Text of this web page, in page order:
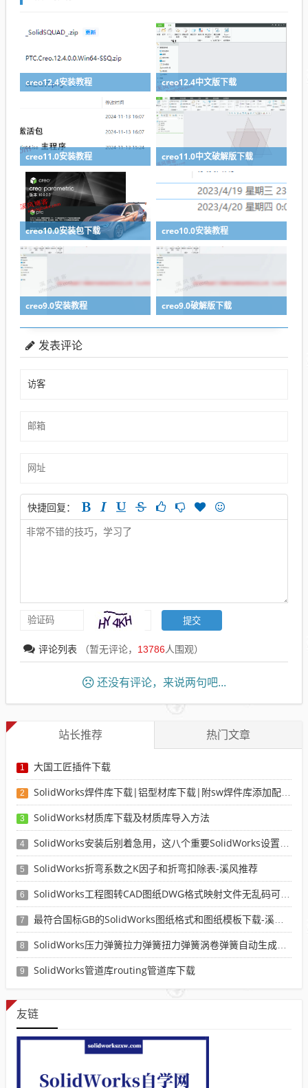
creo12.4安装教程 creo12.4中文版下载
creo11.0安装教程 creo11.0中文破解版下载
creo10.0安装包下载 creo10.0安装教程
creo9.0安装教程 creo9.0破解版下载
发表评论
快捷回复：
评论列表 （暂无评论， 13786人围观）
还没有评论，来说两句吧...
站长推荐 热门文章
1 大国工匠插件下载
2 SolidWorks焊件库下载|铝型材库下载|附sw焊件库添加配置使用教程
3 SolidWorks材质库下载及材质库导入方法
4 SolidWorks安装后别着急用，这八个重要SolidWorks设置可以提高你的画图效率
5 SolidWorks折弯系数之K因子和折弯扣除表-溪风推荐
6 SolidWorks工程图转CAD图纸DWG格式映射文件无乱码可分层-溪风亲测推荐
7 最符合国标GB的SolidWorks图纸格式和图纸模板下载-溪风专用版
8 SolidWorks压力弹簧拉力弹簧扭力弹簧涡卷弹簧自动生成宏程序下载
9 SolidWorks管道库routing管道库下载
友链